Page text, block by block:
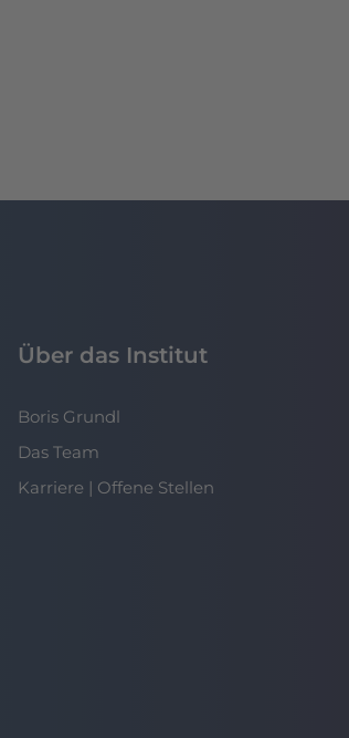
Über das Institut
Boris Grundl
Das Team
Karriere | Offene Stellen